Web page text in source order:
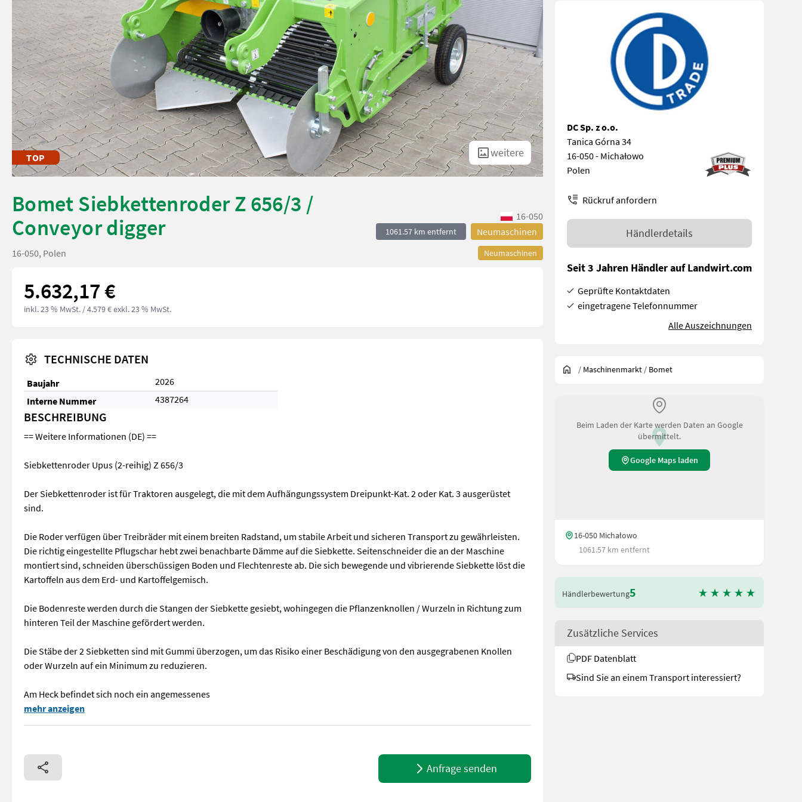
TOP weitere
Bomet Siebkettenroder Z 656/3 /
Conveyor digger
16-050
1061.57 km entfernt Neumaschinen
Neumaschinen
16-050, Polen
5.632,17 €
inkl. 23 % MwSt. / 4.579 € exkl. 23 % MwSt.
TECHNISCHE DATEN
Baujahr
2026
Interne Nummer
4387264
BESCHREIBUNG
== Weitere Informationen (DE) ==
Siebkettenroder Upus (2-reihig) Z 656/3
Der Siebkettenroder ist für Traktoren ausgelegt, die mit dem Aufhängungssystem Dreipunkt-Kat. 2 oder Kat. 3 ausgerüstet
sind.
Die Roder verfügen über Treibräder mit einem breiten Radstand, um stabile Arbeit und sicheren Transport zu gewährleisten.
Die richtig eingestellte Pflugschar hebt zwei benachbarte Dämme auf die Siebkette. Seitenschneider die an der Maschine
montiert sind, schneiden überschüssigen Boden und Flechtenreste ab. Die sich bewegende und vibrierende Siebkette löst die
Kartoffeln aus dem Erd- und Kartoffelgemisch.
Die Bodenreste werden durch die Stangen der Siebkette gesiebt, wohingegen die Pflanzenknollen / Wurzeln in Richtung zum
hinteren Teil der Maschine gefördert werden.
Die Stäbe der 2 Siebketten sind mit Gummi überzogen, um das Risiko einer Beschädigung von den ausgegrabenen Knollen
oder Wurzeln auf ein Minimum zu reduzieren.
Am Heck befindet sich noch ein angemessenes
== Weitere Informationen (DE) == Siebkettenroder Upus (2-reihig) Z 656/3 Der Siebkettenroder ist für Traktoren ausgelegt, die mit dem Aufhängungssystem Dreipunkt-Kat. 2 oder Kat. 3
mehr anzeigen
Anfrage senden
DC Sp. z o.o.
Tanica Górna 34
16-050 - Michałowo
Polen
Rückruf anfordern
Händlerdetails
Seit 3 Jahren Händler auf Landwirt.com
Geprüfte Kontaktdaten
eingetragene Telefonnummer
Alle Auszeichnungen
/ Maschinenmarkt / Bomet
Beim Laden der Karte werden Daten an Google
übermittelt.
Google Maps laden
16-050 Michałowo
1061.57 km entfernt
Händlerbewertung5
Zusätzliche Services
PDF Datenblatt
Sind Sie an einem Transport interessiert?